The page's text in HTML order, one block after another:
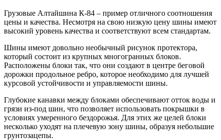
Грузовые Алтайшина К-84 – пример отличного соотношения
цены и качества. Несмотря на свою низкую цену шины имеют
высокий уровень качества и соответствуют всем стандартам.
Шины имеют довольно необычный рисунок протектора,
который состоит из крупных многогранных блоков.
Расположены блоки так, что они создают в центре беговой
дорожки продольное ребро, которое необходимо для лучшей
курсовой устойчивости и управляемости шины.
Глубокие канавки между блоками обеспечивают отток воды и
грязи из-под шин, что позволяет использовать покрышки в
условиях умеренного бездорожья. Для этих же целей блоки
несколько уходят на плечевую зону шины, образуя небольшие
грунтозацепы.